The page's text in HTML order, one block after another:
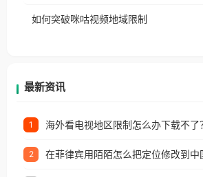
户收听网易云音乐地区版权限
如何突破咪咕视频地域限制
最新资讯
1
2